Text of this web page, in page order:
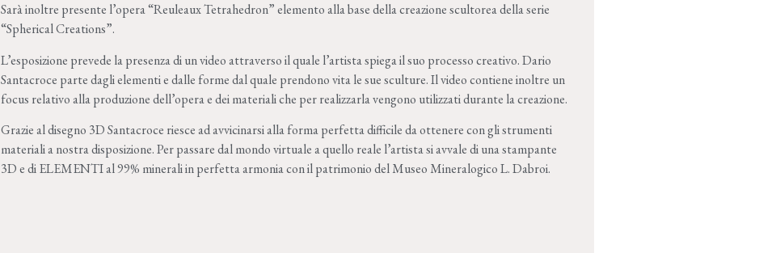
Sarà inoltre presente l’opera “Reuleaux Tetrahedron” elemento alla base della creazione scultorea della serie
“Spherical Creations”.
L’esposizione prevede la presenza di un video attraverso il quale l’artista spiega il suo processo creativo. Dario
Santacroce parte dagli elementi e dalle forme dal quale prendono vita le sue sculture. Il video contiene inoltre un
focus relativo alla produzione dell’opera e dei materiali che per realizzarla vengono utilizzati durante la creazione.
Grazie al disegno 3D Santacroce riesce ad avvicinarsi alla forma perfetta difficile da ottenere con gli strumenti
materiali a nostra disposizione. Per passare dal mondo virtuale a quello reale l’artista si avvale di una stampante
3D e di ELEMENTI al 99% minerali in perfetta armonia con il patrimonio del Museo Mineralogico L. Dabroi.